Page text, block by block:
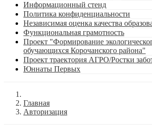
Информационный стенд
Политика конфиденциальности
Независимая оценка качества
Функциональная грамотность
Проект "Формирование
обучающихся Корочанского района"
Проект траектория АГРО/Ростки
Юннаты Первых
Главная
Авторизация